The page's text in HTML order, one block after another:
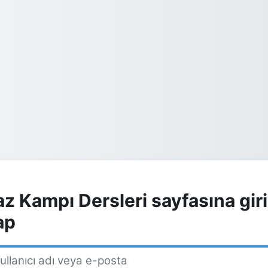
Kampı Dersleri sayfasına
adı veya e-posta